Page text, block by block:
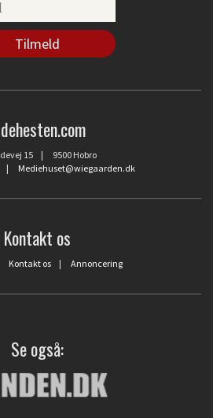
15 | 9500 Hobro
Mediehuset@wiegaarden.dk
Kontakt os
Kontakt os | Annoncering
Se også: